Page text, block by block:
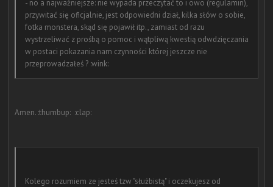
- no a najważniejsze: nie wypada przeczytać to i owo (regulamin),
przywitać się oficjalnie, jest odpowiedni dział, kilka słów o sobie,
fotka monstera, skąd się pojawił itp., zamiast od razu
wystrzeliwać z prośbą o pomoc i wątpliwą kwestią odwdzięczania
w postaci pokazania nam czynności której jeszcze nie
przeprowadzałeś ? :wink:
Amen. :thumbup: :clap:
Kolego rozumiem ze jesteś tzw "służbistą" i oczekujesz od